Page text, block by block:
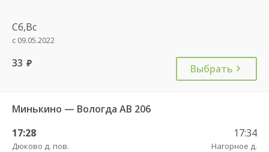
Сб,Вс
с 09.05.2022
33 руб. Выбрать
Минькино — Вологда АВ 206
17:28
Дюково д. пов.
17:34
Нагорное д.